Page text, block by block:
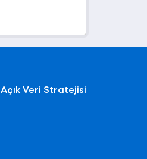
Açık Veri Stratejisi